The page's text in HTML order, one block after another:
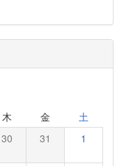
木 金 土
30 31 1